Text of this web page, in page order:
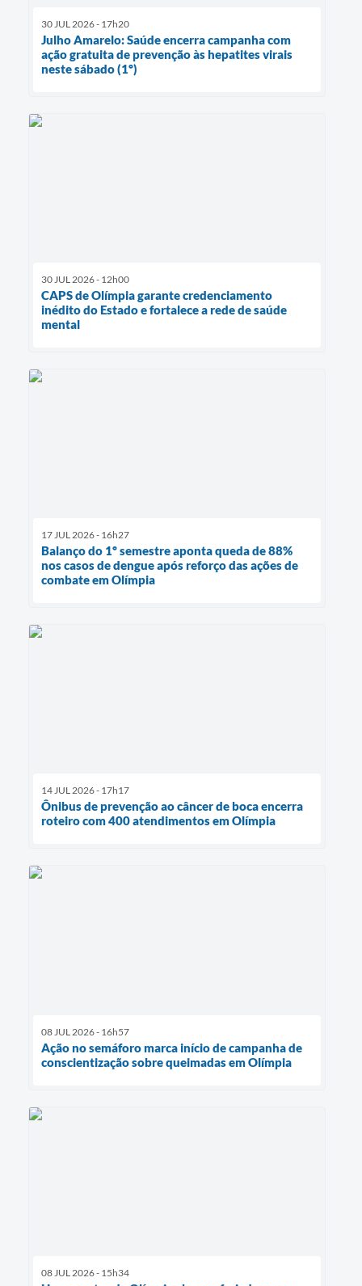
30 JUL 2026 - 17h20
Julho Amarelo: Saúde encerra campanha com
ação gratuita de prevenção às hepatites virais
neste sábado (1º)
30 JUL 2026 - 12h00
CAPS de Olímpia garante credenciamento
inédito do Estado e fortalece a rede de saúde
mental
17 JUL 2026 - 16h27
Balanço do 1º semestre aponta queda de 88%
nos casos de dengue após reforço das ações de
combate em Olímpia
14 JUL 2026 - 17h17
Ônibus de prevenção ao câncer de boca encerra
roteiro com 400 atendimentos em Olímpia
08 JUL 2026 - 16h57
Ação no semáforo marca início de campanha de
conscientização sobre queimadas em Olímpia
08 JUL 2026 - 15h34